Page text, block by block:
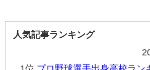
人気記事ランキング